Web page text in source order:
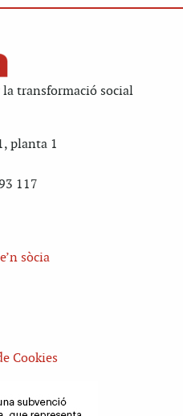
transformació social
planta 1
117
sòcia
Cookies